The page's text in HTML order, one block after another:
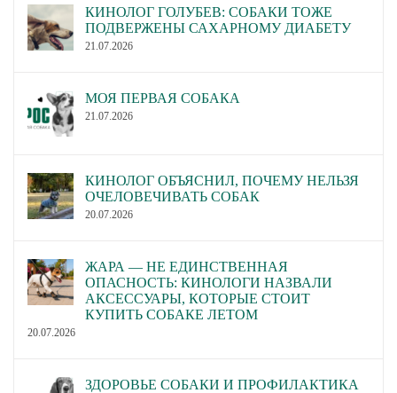
КИНОЛОГ ГОЛУБЕВ: СОБАКИ ТОЖЕ
ПОДВЕРЖЕНЫ САХАРНОМУ ДИАБЕТУ
21.07.2026
МОЯ ПЕРВАЯ СОБАКА
21.07.2026
КИНОЛОГ ОБЪЯСНИЛ, ПОЧЕМУ НЕЛЬЗЯ
ОЧЕЛОВЕЧИВАТЬ СОБАК
20.07.2026
ЖАРА — НЕ ЕДИНСТВЕННАЯ
ОПАСНОСТЬ: КИНОЛОГИ НАЗВАЛИ
АКСЕССУАРЫ, КОТОРЫЕ СТОИТ
КУПИТЬ СОБАКЕ ЛЕТОМ
20.07.2026
ЗДОРОВЬЕ СОБАКИ И ПРОФИЛАКТИКА